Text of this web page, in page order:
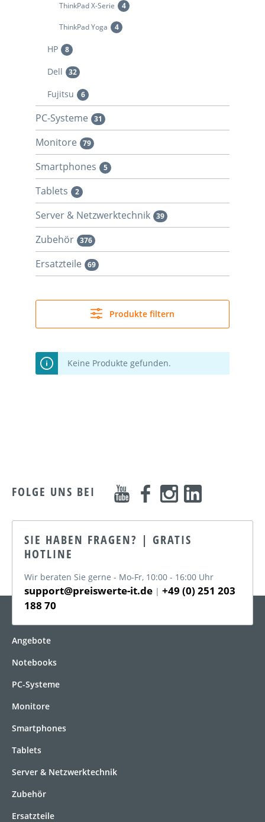
ThinkPad X-Serie 4
ThinkPad Yoga 4
HP 8
Dell 32
Fujitsu 6
PC-Systeme 31
Monitore 79
Smartphones 5
Tablets 2
Server & Netzwerktechnik 39
Zubehör 376
Ersatzteile 69
Produkte filtern
Keine Produkte gefunden.
FOLGE UNS BEI
SIE HABEN FRAGEN? | GRATIS
HOTLINE
Wir beraten Sie gerne - Mo-Fr, 10:00 - 16:00 Uhr
support@preiswerte-it.de | +49 (0) 251 203
188 70
Angebote
Notebooks
PC-Systeme
Monitore
Smartphones
Tablets
Server & Netzwerktechnik
Zubehör
Ersatzteile